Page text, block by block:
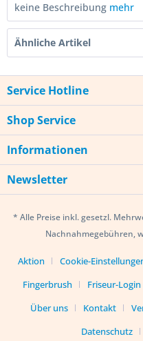
keine Beschreibung mehr
Ähnliche Artikel
Service Hotline
Shop Service
Informationen
Newsletter
* Alle Preise inkl. gesetzl.
Nachnahmegebühren,
Aktion Cookie-
Fingerbrush
Friseur-Login
Über uns
Kontakt
Datenschutz